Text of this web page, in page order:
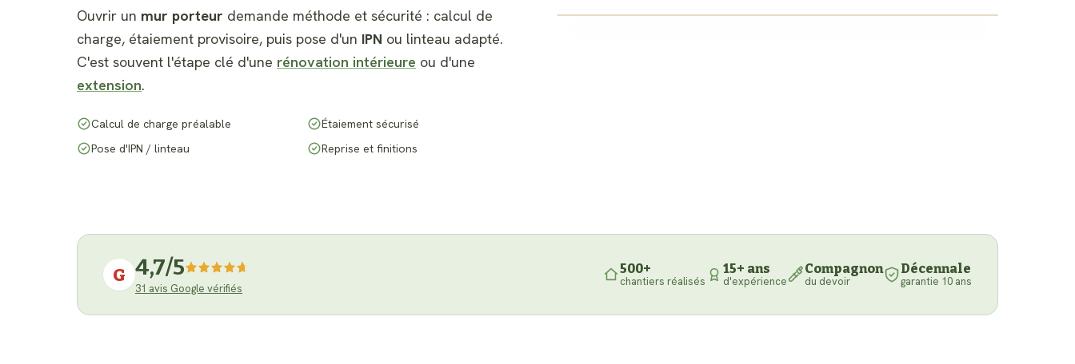
Ouvrir un mur porteur demande méthode et sécurité : calcul de
charge, étaiement provisoire, puis pose d'un IPN ou linteau adapté.
C'est souvent l'étape clé d'une rénovation intérieure ou d'une
extension.
Calcul de charge préalable
Étaiement sécurisé
Pose d'IPN / linteau
Reprise et finitions
G 4,7/5
31 avis Google vérifiés
500+
chantiers réalisés
15+ ans
d'expérience
Compagnon
du devoir
Décennale
garantie 10 ans